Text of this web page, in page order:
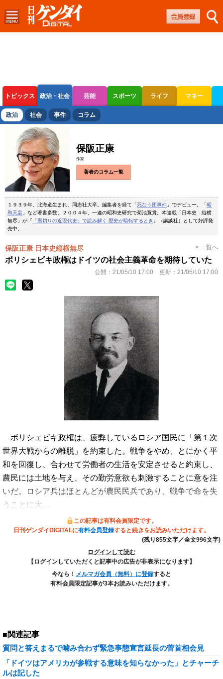
トピックス 政治・社会 芸能 スポーツ ライフ マネー
ボートレース 競輪 オートレース
政治 社会 事件 コラム
保阪正康
作家
著者のコラム一覧
１９３９年、北海道生まれ。同志社大卒。編集者を経て「死なう団事件 」でデビュー。「昭
和天皇 」など著書多数。２００４年、一連の昭和史研究で菊池寛賞。本連載「日本史 縦横
無尽」が『 「裏切りの近現代史」で読み解く 歴史が暗転するとき 』（講談社）として好評発
売中。
保阪正康 日本史縦横無尽 > 一覧へ
ボリシェビキ政権はドイツの社会主義革命を期待していた
公開： 21/05/10 17:00 更新： 21/05/10 17:00
ボリシェビキ政権は、疲弊しているロシア国民に「第１次
世界大戦からの離脱」を約束した。戦争をやめ、とにかく平
和を回復し、合わせて労働者の生活を安定させると約束し、
農民には土地を与え、その勤労意欲も刺激することに意を注
いだ。ロシア兵はほとんどが農民民兵であり、戦争で命を失
うことに大…
この記事は有料会員限定です。
日刊ゲンダイDIGITALに有料会員登録すると続きをお読みいただけます。
(残り855文字／全文996文字)
ログインして読む
【ログインしていただくと記事中の広告が非表示になります】
今なら！ メルマガ会員（無料）に登録すると
有料会員限定記事が3本お読みいただけます。
■関連記事
質問と答えまるで噛み合わず緊急事態宣言延長の菅首相会見
「ドイツはアメリカが参戦する意味を知らなかった」とチャーチ
ルは記した